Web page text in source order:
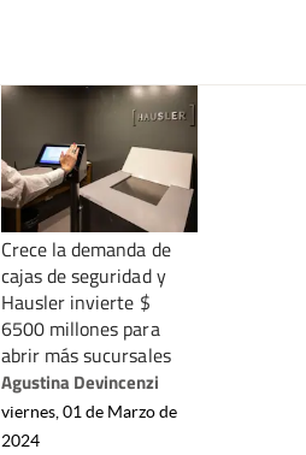
Crece la demanda de
cajas de seguridad y
Hausler invierte $
6500 millones para
abrir más sucursales
Agustina Devincenzi
viernes, 01 de Marzo de
2024